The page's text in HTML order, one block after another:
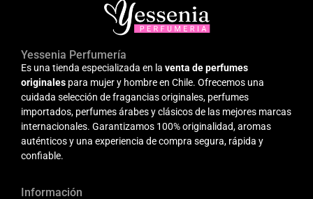
Yessenia Perfumería
Es una tienda especializada en la venta de perfumes
originales para mujer y hombre en Chile. Ofrecemos una
cuidada selección de fragancias originales, perfumes
importados, perfumes árabes y clásicos de las mejores marcas
internacionales. Garantizamos 100% originalidad, aromas
auténticos y una experiencia de compra segura, rápida y
confiable.
Información